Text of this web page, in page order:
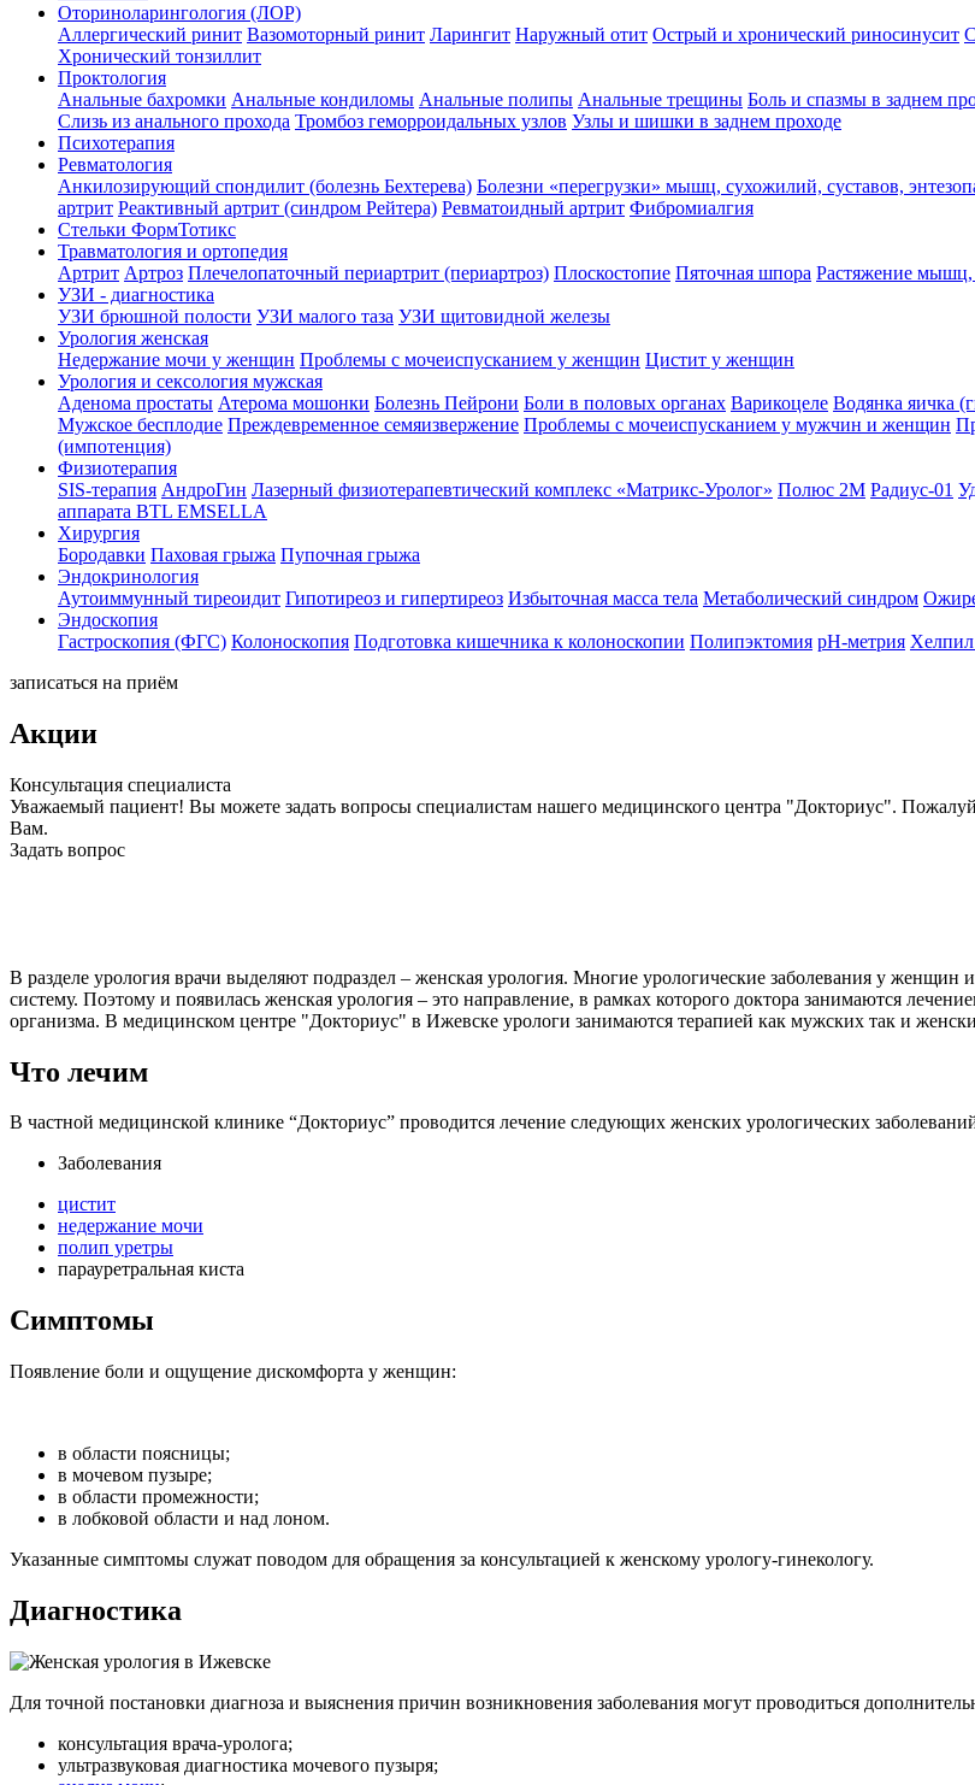
Оториноларингология (ЛОР)
Аллергический ринит Вазомоторный ринит Ларингит Наружный отит Острый и хронический риносинусит
Хронический тонзиллит
Проктология
Анальные бахромки Анальные кондиломы Анальные полипы Анальные трещины Боль и спазмы в заднем
Слизь из анального прохода Тромбоз геморроидальных узлов Узлы и шишки в заднем проходе
Психотерапия
Ревматология
Анкилозирующий спондилит (болезнь Бехтерева) Болезни «перегрузки» мышц, сухожилий, суставов,
артрит Реактивный артрит (синдром Рейтера) Ревматоидный артрит Фибромиалгия
Стельки ФормТотикс
Травматология и ортопедия
Артрит Артроз Плечелопаточный периартрит (периартроз) Плоскостопие Пяточная шпора Растяжение мышц,
УЗИ - диагностика
УЗИ брюшной полости УЗИ малого таза УЗИ щитовидной железы
Урология женская
Недержание мочи у женщин Проблемы с мочеиспусканием у женщин Цистит у женщин
Урология и сексология мужская
Аденома простаты Атерома мошонки Болезнь Пейрони Боли в половых органах Варикоцеле Водянка яичка
Мужское бесплодие Преждевременное семяизвержение Проблемы с мочеиспусканием у мужчин и женщин
(импотенция)
Физиoтepaпия
SIS-терапия АндроГин Лазерный физиотерапевтический комплекс «Матрикс-Уролог» Полюс 2М Радиус-01
аппарата BTL EMSELLA
Хирургия
Бородавки Паховая грыжа Пупочная грыжа
Эндокринология
Аутоиммунный тиреоидит Гипотиреоз и гипертиреоз Избыточная масса тела Метаболический синдром
Эндоскопия
Гастроскопия (ФГС) Колоноскопия Подготовка кишечника к колоноскопии Полипэктомия рН-метрия Хелпил
записаться на приём
Акции
Консультация специалиста
Уважаемый пациент! Вы можете задать вопросы специалистам нашего медицинского центра "Докториус".
Вам.
Задать вопрос
В разделе урология врачи выделяют подраздел – женская урология. Многие урологические заболевания у
систему. Поэтому и появилась женская урология – это направление, в рамках которого доктора занимаются
организма. В медицинском центре "Докториус" в Ижевске урологи занимаются терапией как мужских так и
Что лечим
В частной медицинской клинике “Докториус” проводится лечение следующих женских урологических
Заболевания
цистит
недержание мочи
полип уретры
парауретральная киста
Симптомы
Появление боли и ощущение дискомфорта у женщин:
в области поясницы;
в мочевом пузыре;
в области промежности;
в лобковой области и над лоном.
Указанные симптомы служат поводом для обращения за консультацией к женскому урологу-гинекологу.
Диагностика
Для точной постановки диагноза и выяснения причин возникновения заболевания могут проводиться
консультация врача-уролога;
ультразвуковая диагностика мочевого пузыря;